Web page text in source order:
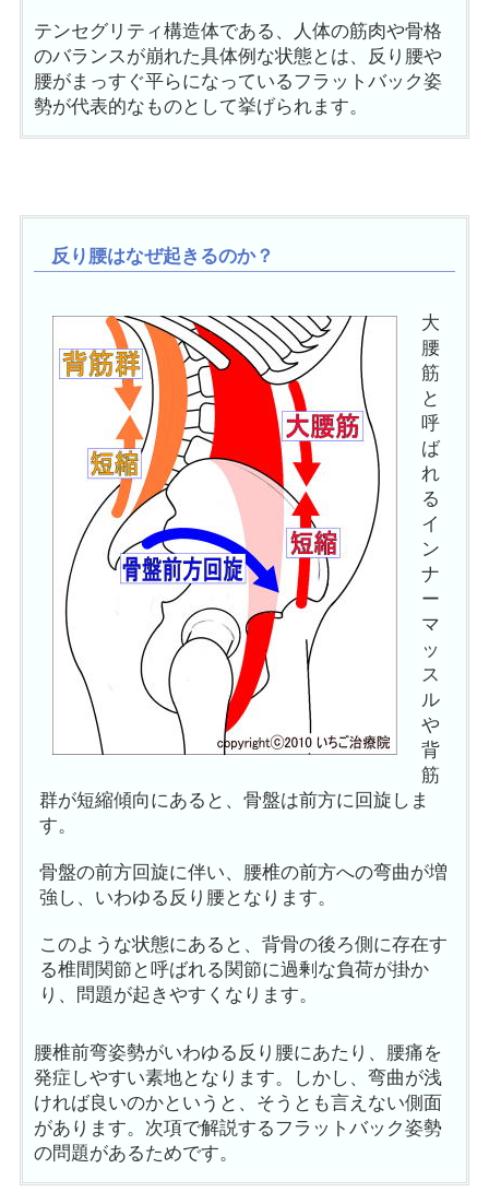
テンセグリティ構造体である、人体の筋肉や骨格
のバランスが崩れた具体例な状態とは、反り腰や
腰がまっすぐ平らになっているフラットバック姿
勢が代表的なものとして挙げられます。
反り腰はなぜ起きるのか？
大
腰
筋
と
呼
ば
れ
る
イ
ン
ナ
ー
マ
ッ
ス
ル
や
背
筋
群が短縮傾向にあると、骨盤は前方に回旋しま
す。
骨盤の前方回旋に伴い、腰椎の前方への弯曲が増
強し、いわゆる反り腰となります。
このような状態にあると、背骨の後ろ側に存在す
る椎間関節と呼ばれる関節に過剰な負荷が掛か
り、問題が起きやすくなります。
腰椎前弯姿勢がいわゆる反り腰にあたり、腰痛を
発症しやすい素地となります。しかし、弯曲が浅
ければ良いのかというと、そうとも言えない側面
があります。次項で解説するフラットバック姿勢
の問題があるためです。